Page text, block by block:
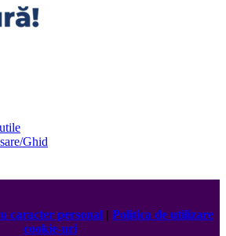
Ghid
caracter personal | Politica de utilizare
cookie-uri